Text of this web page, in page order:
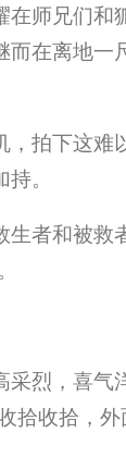
师兄们和
在离地一
拍下这难
。
者和被救
烈，喜气
拾收拾，